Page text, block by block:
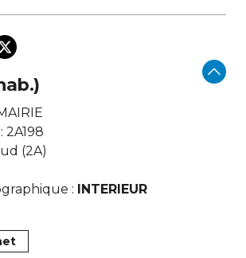
2A198
(2A)
: INTERIEUR